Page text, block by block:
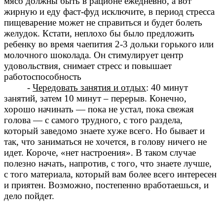
жирную и еду фаст-фуд исключите, в период стресса
пищеварение может не справиться и будет болеть
желудок. Кстати, неплохо бы было предложить
ребенку во время чаепития 2-3 дольки горького или
молочного шоколада. Он стимулирует центр
удовольствия, снимает стресс и повышает
работоспособность
-Чередовать занятия и отдых: 40 минут
занятий, затем 10 минут – перерыв. Конечно,
хорошо начинать — пока не устал, пока свежая
голова — с самого трудного, с того раздела,
который заведомо знаете хуже всего. Но бывает и
так, что заниматься не хочется, в голову ничего не
идет. Короче, «нет настроения». В таком случае
полезно начать, напротив, с того, что знаете лучше,
с того материала, который вам более всего интересен
и приятен. Возможно, постепенно вработаешься, и
дело пойдет.